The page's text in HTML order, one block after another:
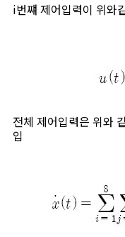
i번쨰 제어입력이 위와
전체 제어입력은 위와
입